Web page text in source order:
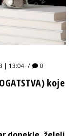
| 13:04 0
koje